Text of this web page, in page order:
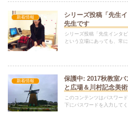
新着情報
シリーズ投稿「先生
先生です
シリーズ投稿「先生インタ
という立場にあっても、常
新着情報
保護中: 2017秋教室
と広場＆川村記念美
このコンテンツはパスワー
下にパスワードを入力してく